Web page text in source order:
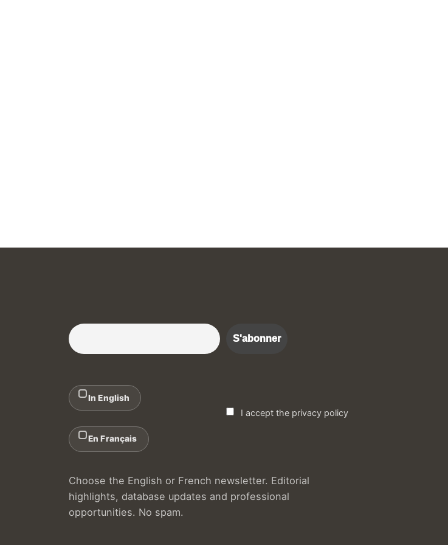
Subscribe to our Newsletter :)
In English
En Français
I accept the privacy policy
Choose the English or French newsletter. Editorial
highlights, database updates and professional
opportunities. No spam.